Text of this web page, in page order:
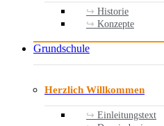
Historie
Konzepte
Grundschule
Herzlich Willkommen
Einleitungstext